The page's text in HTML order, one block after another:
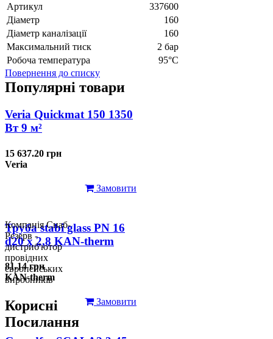
Артикул
337600
Діаметр
160
Діаметр каналізації
160
Максимальний тиск
2 бар
Робоча температура
95°С
Повернення до списку
Популярні товари
Veria Quickmat 150 1350
Вт 9 м²
15 637.20 грн
Veria
Замовити
Труба stabi glass PN 16
d20 х 2,8 KAN-therm
81.14 грн
KAN-therm
Замовити
Компанія Снаб-
Резерв -
дистриб'ютор
провідних
європейських
виробників
Корисні
Посилання